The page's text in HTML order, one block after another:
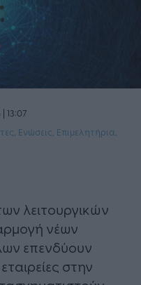
13:07
Ενώσεις, Επιμελητήρια
λειτουργικών
νέων
επενδύουν
στην